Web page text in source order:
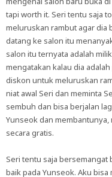
tapi worth it. Seri tentu saja
meluruskan rambut agar dia
datang ke salon itu
salon itu ternyata adalah
mengatakan kalau dia
diskon untuk meluruskan
niat awal Seri dan meminta
sembuh dan bisa berjalan
Yunseok dan
secara gratis.
Seri tentu saja
baik pada Yunseok. Aku